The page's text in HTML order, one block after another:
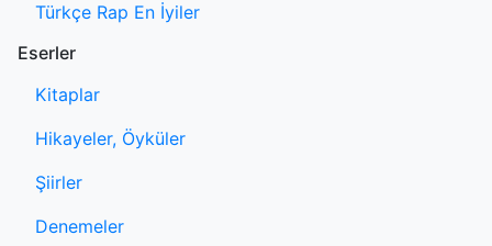
Türkçe Rap En İyiler
Eserler
Kitaplar
Hikayeler, Öyküler
Şiirler
Denemeler